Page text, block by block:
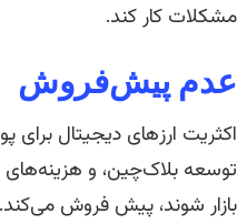
مشکلات کار کند.
عدم پیش‌فروش
اکثریت ارز‌های دیجیتال
توسعه بلاک‌چین، و هزینه‌های
بازار شوند، پیش فروش می‌کند.